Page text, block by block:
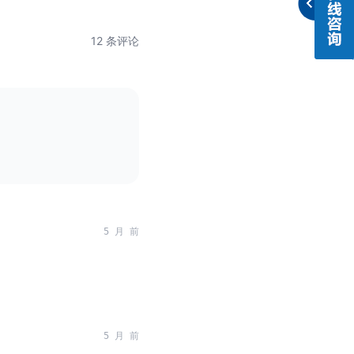
12 条评论
5 月 前
5 月 前